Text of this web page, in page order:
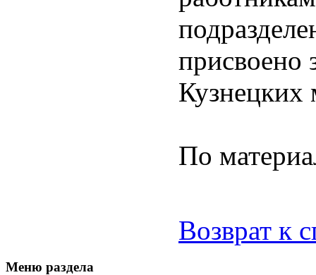
присвоено
Кузнецких
По
Возврат к
Меню раздела